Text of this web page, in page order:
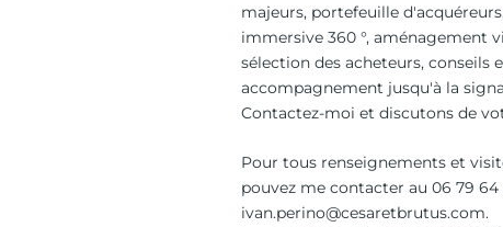
majeurs, portefeuille
immersive 360 °, aménagement
sélection des acheteurs, conseils
accompagnement jusqu'à la
Contactez-moi et discutons de
Pour tous renseignements et
pouvez me contacter au 06 79 64
ivan.perino@cesaretbrutus.com.